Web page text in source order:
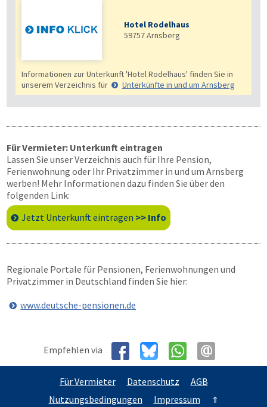
Hotel Rodelhaus
59757Arnsberg
Informationen zur Unterkunft 'Hotel Rodelhaus' finden Sie in
unserem Verzeichnis für
Unterkünfte in und um Arnsberg
Für Vermieter: Unterkunft eintragen
Lassen Sie unser Verzeichnis auch für Ihre Pension,
Ferienwohnung oder Ihr Privatzimmer in und um Arnsberg
werben! Mehr Informationen dazu finden Sie über den
folgenden Link:
Jetzt Unterkunft eintragen >> Info
Regionale Portale für Pensionen, Ferienwohnungen und
Privatzimmer in Deutschland finden Sie hier:
www.deutsche-pensionen.de
Empfehlen via
Für Vermieter Datenschutz
AGB
Nutzungsbedingungen
Impressum ⇑